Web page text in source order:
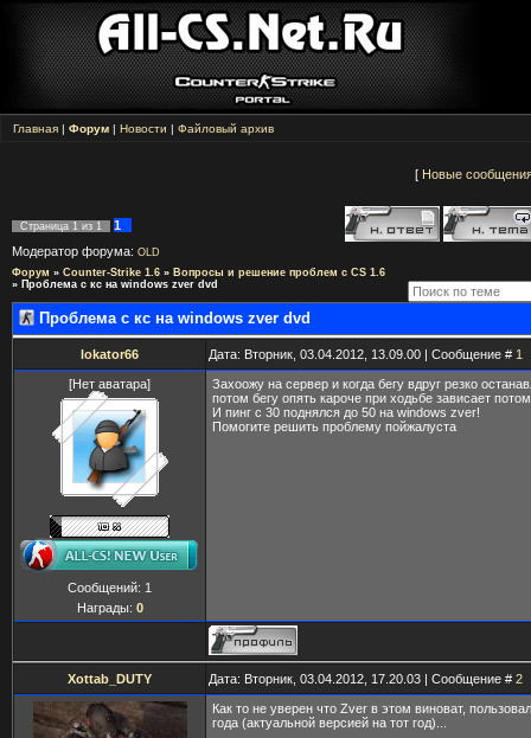
Главная | Форум | Новости | Файловый архив
[ Новые
Страница 1 из 1
1
Модератор форума: OLD
Форум » Counter-Strike 1.6 » Вопросы и решение проблем с CS 1.6
» Проблема с кс на windows zver dvd
Проблема с кс на windows zver dvd
lokator66 Дата: Вторник, 03.04.2012, 13.09.00 | Сообщение # 1
[Нет аватара]
Сообщений: 1
Награды: 0
Захоожу на сервер и когда бегу вдруг резко
потом бегу опять кароче при ходьбе зависает
И пинг с 30 поднялся до 50 на windows zver!
Помогите решить проблему пойжалуста
Xottab_DUTY Дата: Вторник, 03.04.2012, 17.20.03 | Сообщение # 2
Как то не уверен что Zver в этом виноват,
года (актуальной версией на тот год)...